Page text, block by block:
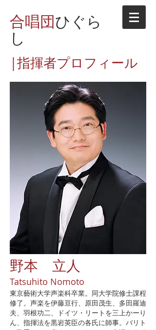
合唱団ひぐら
し
|指揮者プロフィール
野本 立人
Tatsuhito Nomoto
東京藝術大学声楽科卒業。同大学院修士課程
修了。声楽を伊藤亘行、原田茂生、多田羅迪
夫、羽根功二、ドイツ・リートを三上かーり
ん、指揮法を黒岩英臣の各氏に師事。バリト